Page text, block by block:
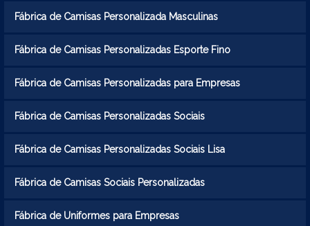
Fábrica de Camisas Personalizada Masculinas
Fábrica de Camisas Personalizadas Esporte Fino
Fábrica de Camisas Personalizadas para Empresas
Fábrica de Camisas Personalizadas Sociais
Fábrica de Camisas Personalizadas Sociais Lisa
Fábrica de Camisas Sociais Personalizadas
Fábrica de Uniformes para Empresas